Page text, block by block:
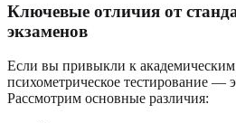
Ключевые отличия от
экзаменов
Если вы привыкли к академическим
психометрическое тестирование —
Рассмотрим основные различия: